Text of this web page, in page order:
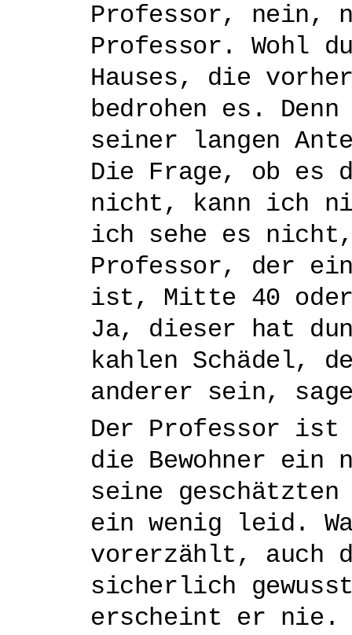
Professor, nein,
Professor. Wohl
Hauses, die
bedrohen es.
seiner langen
Die Frage, ob es
nicht, kann ich
ich sehe es
Professor, der
ist, Mitte 40 oder
Ja, dieser hat
kahlen Schädel,
anderer sein,
Der Professor
die Bewohner ein
seine
ein wenig leid.
vorerzählt, auch
sicherlich
erscheint er nie.